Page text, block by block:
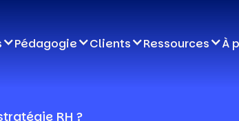
Pédagogie Clients Ressources À
RH ?